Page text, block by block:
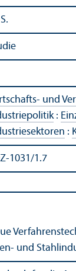
und
:
:
1031/1.7
und